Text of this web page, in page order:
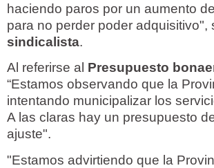
haciendo paros por un aumento
para no perder poder adquisitivo",
sindicalista.
Al referirse al Presupuesto
“Estamos observando que la
intentando municipalizar los
A las claras hay un presupuesto
ajuste".
"Estamos advirtiendo que la